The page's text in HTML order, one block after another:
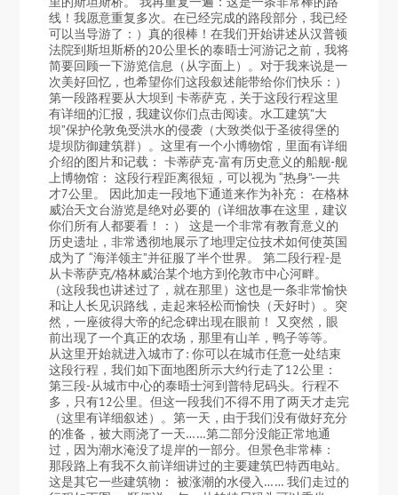
线！我愿意重复多次。在已经完成的路段部分，我已经
可以当导游了：）真的很棒！在我们开始讲述从汉普顿
法院到斯坦斯桥的20公里长的泰晤士河游记之前，我将
简要回顾一下游览信息（从字面上）。对于我来说是一
次美好回忆，也希望你们这段叙述能带给你们快乐：）
第一段路程要从大坝到 卡蒂萨克，关于这段行程这里
有详细的汇报，我建议你们点击阅读。水工建筑”大
坝”保护伦敦免受洪水的侵袭（大致类似于圣彼得堡的
堤坝防御建筑群）。这里有一个小博物馆，里面有详细
介绍的图片和记载： 卡蒂萨克-富有历史意义的船舰-舰
上博物馆： 这段行程距离很短，可以视为 “热身”-一共
才7公里。 因此加走一段地下通道来作为补充： 在格林
威治天文台游览是绝对必要的（详细故事在这里，建议
你们所有人都要看！：） 这是一个非常有教育意义的
历史遗址，非常透彻地展示了地理定位技术如何使英国
成为了 “海洋领主”并征服了半个世界。 第二段行程-是
从卡蒂萨克/格林威治某个地方到伦敦市中心河畔。
（这段我也讲述过了，就在那里）这也是一条非常愉快
和让人长见识路线，走起来轻松而愉快（天好时）。突
然，一座彼得大帝的纪念碑出现在眼前！ 又突然，眼
前出现了一个真正的农场，那里有山羊，鸭子等等。
从这里开始就进入城市了: 你可以在城市任意一处结束
这段行程，我们如下面地图所示大约行走了12公里：
第三段-从城市中心的泰晤士河到普特尼码头。行程不
多，只有12公里。但这一段我们不得不用了两天才走完
（这里有详细叙述）。第一天，由于我们没有做好充分
的准备，被大雨浇了一天……第二部分没能正常地通
过，因为潮水淹没了堤岸的一部分。但景色非常棒：
那段路上有我不久前详细讲过的主要建筑巴特西电站。
这是其它一些建筑物： 被涨潮的水侵入…… 我们走过的